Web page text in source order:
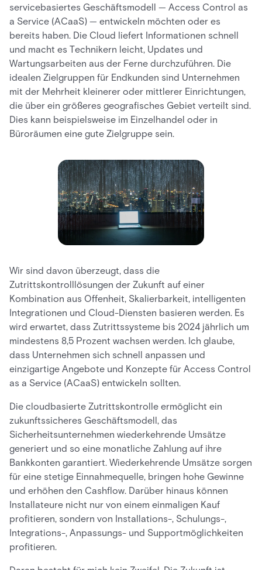
servicebasiertes Geschäftsmodell — Access Control as
a Service (ACaaS) — entwickeln möchten oder es
bereits haben. Die Cloud liefert Informationen schnell
und macht es Technikern leicht, Updates und
Wartungsarbeiten aus der Ferne durchzuführen. Die
idealen Zielgruppen für Endkunden sind Unternehmen
mit der Mehrheit kleinerer oder mittlerer Einrichtungen,
die über ein größeres geografisches Gebiet verteilt sind.
Dies kann beispielsweise im Einzelhandel oder in
Büroräumen eine gute Zielgruppe sein.
Wir sind davon überzeugt, dass die
Zutrittskontrolllösungen der Zukunft auf einer
Kombination aus Offenheit, Skalierbarkeit, intelligenten
Integrationen und Cloud-Diensten basieren werden. Es
wird erwartet, dass Zutrittssysteme bis 2024 jährlich um
mindestens 8,5 Prozent wachsen werden. Ich glaube,
dass Unternehmen sich schnell anpassen und
einzigartige Angebote und Konzepte für Access Control
as a Service (ACaaS) entwickeln sollten.
Die cloudbasierte Zutrittskontrolle ermöglicht ein
zukunftssicheres Geschäftsmodell, das
Sicherheitsunternehmen wiederkehrende Umsätze
generiert und so eine monatliche Zahlung auf ihre
Bankkonten garantiert. Wiederkehrende Umsätze sorgen
für eine stetige Einnahmequelle, bringen hohe Gewinne
und erhöhen den Cashflow. Darüber hinaus können
Installateure nicht nur von einem einmaligen Kauf
profitieren, sondern von Installations-, Schulungs-,
Integrations-, Anpassungs- und Supportmöglichkeiten
profitieren.